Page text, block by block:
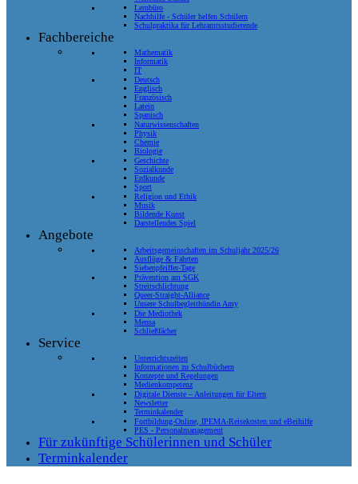
Lernbüro
Nachhilfe - Schüler helfen Schülern
Schulpraktika für Lehramtsstudierende
Fachbereiche
Mathematik
Informatik
IT
Deutsch
Englisch
Französisch
Latein
Spanisch
Naturwissenschaften
Physik
Chemie
Biologie
Geschichte
Sozialkunde
Erdkunde
Sport
Religion und Ethik
Musik
Bildende Kunst
Darstellendes Spiel
Angebote
Arbeitsgemeinschaften im Schuljahr 2025/26
Ausflüge & Fahrten
Siebenpfeiffer-Tage
Prävention am SGK
Streitschlichtung
Queer-Straight-Alliance
Unsere Schulbegleithündin Amy
Die Mediothek
Mensa
Schließfächer
Service
Unterrichtszeiten
Informationen zu Schulbüchern
Konzepte und Regelungen
Medienkompetenz
Digitale Dienste – Anleitungen für Eltern
Newsletter
Terminkalender
Fortbildung-Online, IPEMA-Reisekosten und eBeihilfe
PES - Personalmanagement
Für zukünftige Schülerinnen und Schüler
Terminkalender